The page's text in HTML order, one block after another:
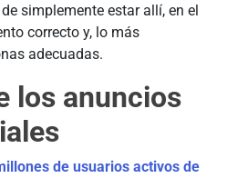
simplemente estar allí, en el
correcto y, lo más
adecuadas.
los anuncios
de usuarios activos de